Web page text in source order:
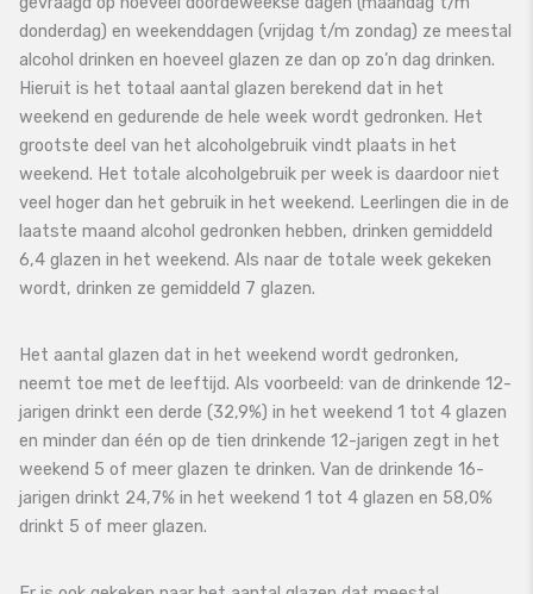
donderdag) en weekenddagen (vrijdag t/m zondag) ze meestal
alcohol drinken en hoeveel glazen ze dan op zo’n dag drinken.
Hieruit is het totaal aantal glazen berekend dat in het
weekend en gedurende de hele week wordt gedronken. Het
grootste deel van het alcoholgebruik vindt plaats in het
weekend. Het totale alcoholgebruik per week is daardoor niet
veel hoger dan het gebruik in het weekend. Leerlingen die in de
laatste maand alcohol gedronken hebben, drinken gemiddeld
6,4 glazen in het weekend. Als naar de totale week gekeken
wordt, drinken ze gemiddeld 7 glazen.
Het aantal glazen dat in het weekend wordt gedronken,
neemt toe met de leeftijd. Als voorbeeld: van de drinkende 12-
jarigen drinkt een derde (32,9%) in het weekend 1 tot 4 glazen
en minder dan één op de tien drinkende 12-jarigen zegt in het
weekend 5 of meer glazen te drinken. Van de drinkende 16-
jarigen drinkt 24,7% in het weekend 1 tot 4 glazen en 58,0%
drinkt 5 of meer glazen.